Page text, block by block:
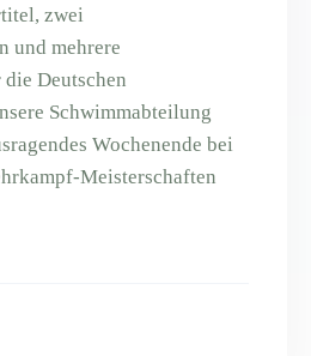
zwei
und mehrere
Deutschen
Schwimmabteilung
Wochenende bei
Meisterschaften